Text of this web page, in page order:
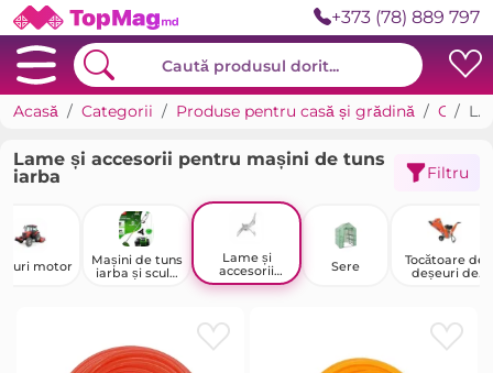
+373 (78) 889 797
Acasă Categorii Produse pentru casă și grădină Casa de tara, grădină și legumicultură Lame și accesorii pentru mașini de tuns iarba
Lame și accesorii pentru mașini de tuns
iarba
Filtru
motor
Mașini de tuns
iarba și scule
Lame și
accesorii
pentru mașini
Sere
Tocătoare de
deșeuri de